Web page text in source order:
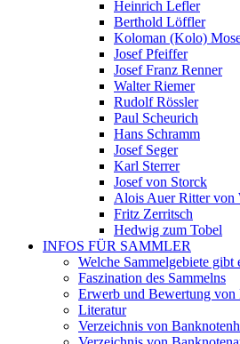
Heinrich Lefler
Berthold Löffler
Koloman (Kolo)
Josef Pfeiffer
Josef Franz Renner
Walter Riemer
Rudolf Rössler
Paul Scheurich
Hans Schramm
Josef Seger
Karl Sterrer
Josef von Storck
Alois Auer Ritter von
Fritz Zerritsch
Hedwig zum Tobel
INFOS FÜR SAMMLER
Welche Sammelgebiete gibt
Faszination des Sammelns
Erwerb und Bewertung von
Literatur
Verzeichnis von